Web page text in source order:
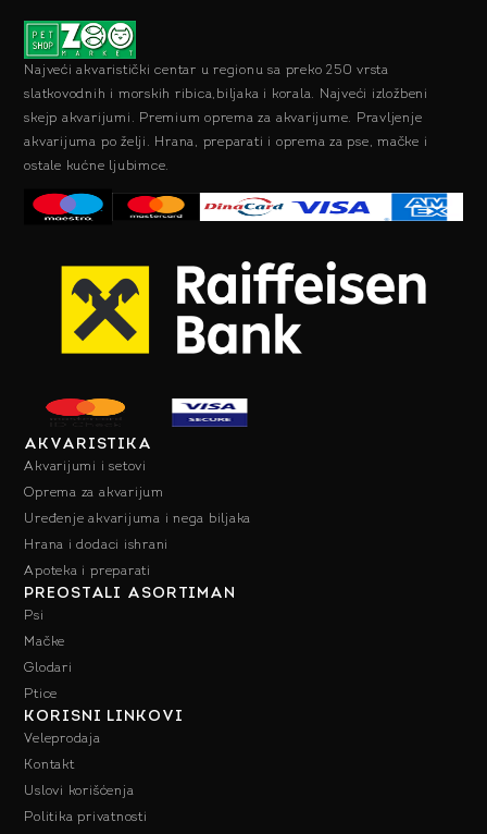
Najveći akvaristički centar u regionu sa preko 250 vrsta
slatkovodnih i morskih ribica,biljaka i korala. Najveći izložbeni
skejp akvarijumi. Premium oprema za akvarijume. Pravljenje
akvarijuma po želji. Hrana, preparati i oprema za pse, mačke i
ostale kućne ljubimce.
AKVARISTIKA
Akvarijumi i setovi
Oprema za akvarijum
Uređenje akvarijuma i nega biljaka
Hrana i dodaci ishrani
Apoteka i preparati
PREOSTALI ASORTIMAN
Psi
Mačke
Glodari
Ptice
KORISNI LINKOVI
Veleprodaja
Kontakt
Uslovi korišćenja
Politika privatnosti